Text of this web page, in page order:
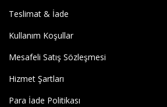
Teslimat & İade
Kullanım Koşullar
Mesafeli Satış Sözleşmesi
Hizmet Şartları
Para İade Politikası